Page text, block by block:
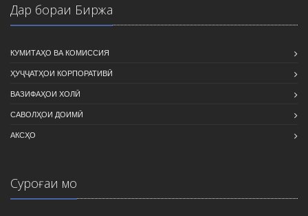
Дар бораи Биржа
КУМИТАҲО ВА КОМИССИЯ
ҲУҶҶАТҲОИ КОРПОРАТИВӢ
ВАЗИФАҲОИ ХОЛӢ
САВОЛҲОИ ДОИМӢ
АКСҲО
Суроғаи мо